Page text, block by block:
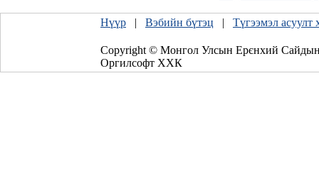
Нүүр | Вэбийн бүтэц | Түгээмэл асуулт
Copyright © Монгол Улсын Ерєнхий
Оргилсофт ХХК